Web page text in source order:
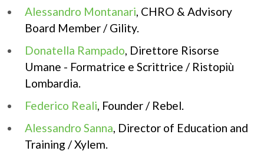
Alessandro Montanari, CHRO & Advisory
Board Member / Gility.
Donatella Rampado, Direttore Risorse
Umane - Formatrice e Scrittrice / Ristopiù
Lombardia.
Federico Reali, Founder / Rebel.
Alessandro Sanna, Director of Education and
Training / Xylem.